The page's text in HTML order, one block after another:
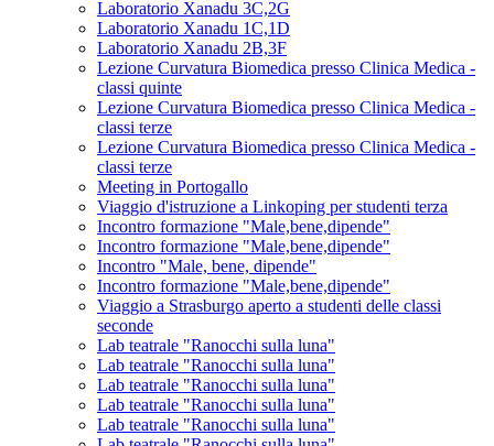
Laboratorio Xanadu 3C,2G
Laboratorio Xanadu 1C,1D
Laboratorio Xanadu 2B,3F
Lezione Curvatura Biomedica presso Clinica Medica -
classi quinte
Lezione Curvatura Biomedica presso Clinica Medica -
classi terze
Lezione Curvatura Biomedica presso Clinica Medica -
classi terze
Meeting in Portogallo
Viaggio d'istruzione a Linkoping per studenti terza
Incontro formazione "Male,bene,dipende"
Incontro formazione "Male,bene,dipende"
Incontro "Male, bene, dipende"
Incontro formazione "Male,bene,dipende"
Viaggio a Strasburgo aperto a studenti delle classi
seconde
Lab teatrale "Ranocchi sulla luna"
Lab teatrale "Ranocchi sulla luna"
Lab teatrale "Ranocchi sulla luna"
Lab teatrale "Ranocchi sulla luna"
Lab teatrale "Ranocchi sulla luna"